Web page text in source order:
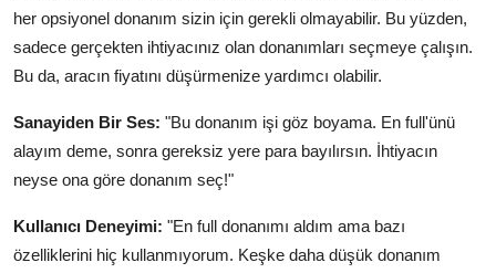
her opsiyonel donanım sizin için gerekli olmayabilir. Bu yüzden,
sadece gerçekten ihtiyacınız olan donanımları seçmeye çalışın.
Bu da, aracın fiyatını düşürmenize yardımcı olabilir.
Sanayiden Bir Ses: "Bu donanım işi göz boyama. En full'ünü
alayım deme, sonra gereksiz yere para bayılırsın. İhtiyacın
neyse ona göre donanım seç!"
Kullanıcı Deneyimi: "En full donanımı aldım ama bazı
özelliklerini hiç kullanmıyorum. Keşke daha düşük donanım